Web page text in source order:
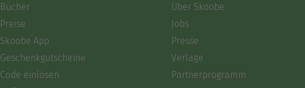
Bücher
Preise
Skoobe App
Geschenkgutscheine
Code einlösen
Über Skoobe
Jobs
Presse
Verlage
Partnerprogramm